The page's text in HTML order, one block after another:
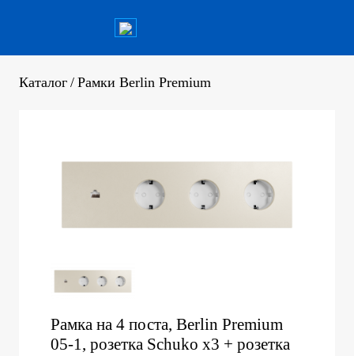
Каталог / Рамки Berlin Premium
Рамка на 4 поста, Berlin Premium
05-1, розетка Schuko x3 + розетка